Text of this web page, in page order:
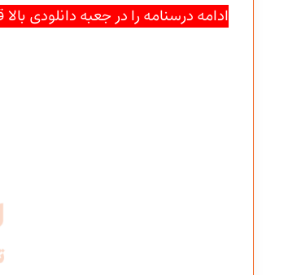
ادامه درسنامه را در جعبه دانلودی بالا